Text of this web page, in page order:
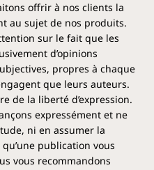
offrir à nos clients la
au sujet de nos produits.
sur le fait que les
d’opinions
propres à chaque
que leurs auteurs.
de la liberté d’expression.
expressément et ne
ni en assumer la
publication vous
vous recommandons